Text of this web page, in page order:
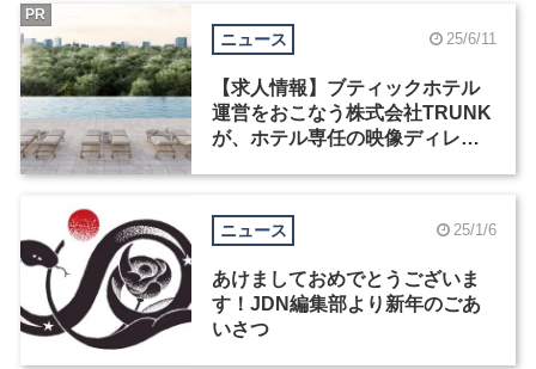
ニュース 25/6/11
【求人情報】ブティックホテル
運営をおこなう株式会社TRUNK
が、ホテル専任の映像ディレク
PR
ニュース 25/1/6
あけましておめでとうございま
す！JDN編集部より新年のごあ
いさつ